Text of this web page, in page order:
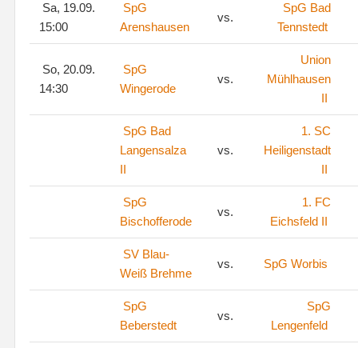
Sa, 19.09.
15:00
SpG
Arenshausen
vs.
SpG Bad
Tennstedt
So, 20.09.
14:30
SpG
Wingerode
vs.
Union
Mühlhausen
II
SpG Bad
Langensalza
II
vs.
1. SC
Heiligenstadt
II
SpG
Bischofferode
vs.
1. FC
Eichsfeld II
SV Blau-
Weiß Brehme
vs. SpG Worbis
SpG
Beberstedt
vs.
SpG
Lengenfeld